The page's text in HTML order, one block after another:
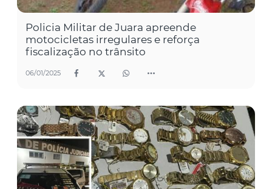
Policia Militar de Juara apreende
motocicletas irregulares e reforça
fiscalização no trânsito
06/01/2025